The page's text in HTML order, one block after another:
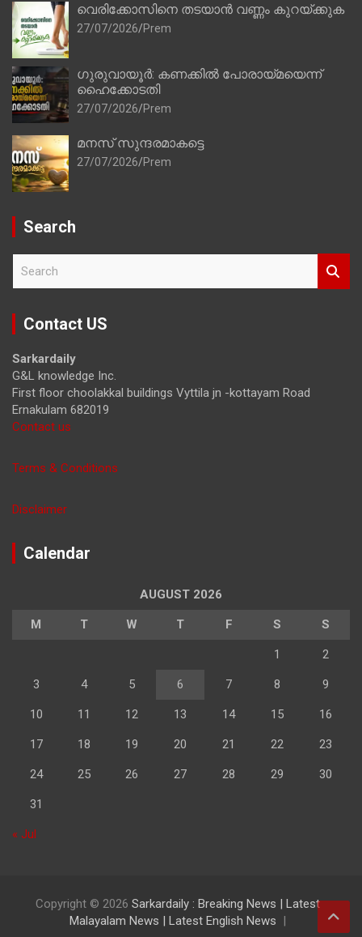
വെരിക്കോസിനെ തടയാൻ വണ്ണം കുറയ്ക്കുക
27/07/2026 Prem
ഗുരുവായൂർ: കണക്കിൽ പോരായ്മയെന്ന്
ഹൈക്കോടതി
27/07/2026 Prem
മനസ് സുന്ദരമാകട്ടെ
27/07/2026 Prem
Search
r
Contact US
Sarkardaily
G&L knowledge Inc.
First floor choolakkal buildings Vyttila jn -kottayam Road
Ernakulam 682019
Contact us
Terms & Conditions
Disclaimer
Calendar
AUGUST 2026
M T W T F S S
1 2
3 4 5 6 7 8 9
10 11 12 13 14 15 16
17 18 19 20 21 22 23
24 25 26 27 28 29 30
31
« Jul
Copyright © 2026 Sarkardaily : Breaking News | Latest
Malayalam News | Latest English News